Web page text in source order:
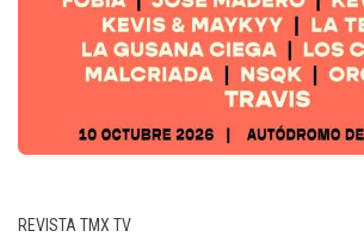
REVISTA TMX TV